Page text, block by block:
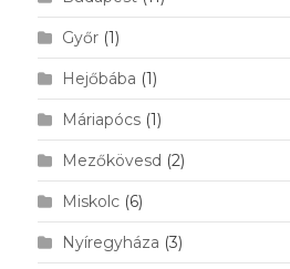
Győr(1)
Hejőbába (1)
Máriapócs(1)
Mezőkövesd (2)
Miskolc(6)
Nyíregyháza (3)